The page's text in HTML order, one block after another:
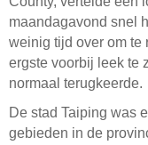
maandagavond snel
weinig tijd over om te
ergste voorbij leek te
normaal terugkeerde.
De stad Taiping was
gebieden in de